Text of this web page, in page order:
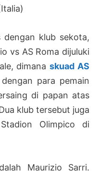
dengan klub sekota,
vs AS Roma dijuluki
dimanaskuad AS
para pemain
di papan atas
klub tersebut juga
Olimpico di
Maurizio Sarri.